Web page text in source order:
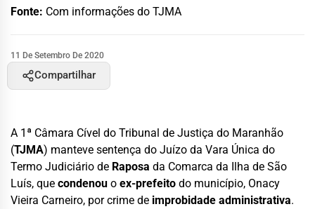
Fonte: Com informações do TJMA
11 De Setembro De 2020
Compartilhar
A 1ª Câmara Cível do Tribunal de Justiça do Maranhão
(TJMA) manteve sentença do Juízo da Vara Única do
Termo Judiciário de Raposa da Comarca da Ilha de São
Luís, que condenou o ex-prefeito do município, Onacy
Vieira Carneiro, por crime de improbidade administrativa.